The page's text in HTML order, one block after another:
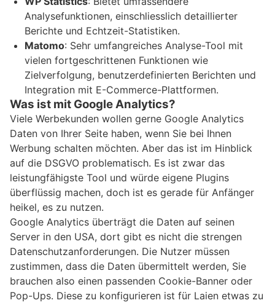
Analysefunktionen, einschliesslich detaillierter
Berichte und Echtzeit-Statistiken.
Matomo: Sehr umfangreiches Analyse-Tool mit
vielen fortgeschrittenen Funktionen wie
Zielverfolgung, benutzerdefinierten Berichten und
Integration mit E-Commerce-Plattformen.
Was ist mit Google Analytics?
Viele Werbekunden wollen gerne Google Analytics
Daten von Ihrer Seite haben, wenn Sie bei Ihnen
Werbung schalten möchten. Aber das ist im Hinblick
auf die DSGVO problematisch. Es ist zwar das
leistungfähigste Tool und würde eigene Plugins
überflüssig machen, doch ist es gerade für Anfänger
heikel, es zu nutzen.
Google Analytics überträgt die Daten auf seinen
Server in den USA, dort gibt es nicht die strengen
Datenschutzanforderungen. Die Nutzer müssen
zustimmen, dass die Daten übermittelt werden, Sie
brauchen also einen passenden Cookie-Banner oder
Pop-Ups. Diese zu konfigurieren ist für Laien etwas zu